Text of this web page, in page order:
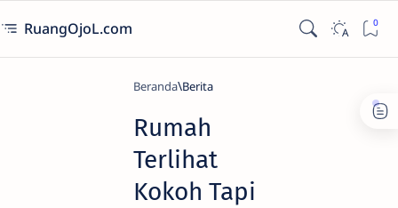
RuangOjoL.com
Beranda Berita
Rumah
Terlihat
Kokoh Tapi